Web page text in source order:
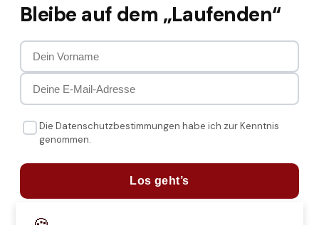
Bleibe auf dem „Laufenden“
Die Datenschutzbestimmungen habe ich zur Kenntnis
genommen.
Los geht’s